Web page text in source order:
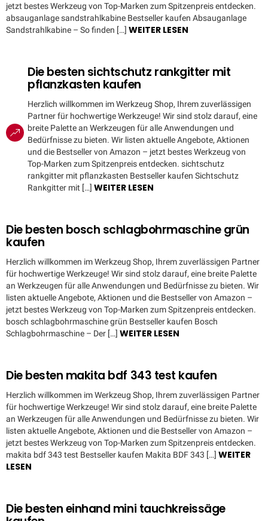
jetzt bestes Werkzeug von Top-Marken zum Spitzenpreis entdecken.
absauganlage sandstrahlkabine Bestseller kaufen Absauganlage
Sandstrahlkabine – So finden […] WEITER LESEN
Die besten sichtschutz rankgitter mit
pflanzkasten kaufen
Herzlich willkommen im Werkzeug Shop, Ihrem zuverlässigen
Partner für hochwertige Werkzeuge! Wir sind stolz darauf, eine
breite Palette an Werkzeugen für alle Anwendungen und
Bedürfnisse zu bieten. Wir listen aktuelle Angebote, Aktionen
und die Bestseller von Amazon – jetzt bestes Werkzeug von
Top-Marken zum Spitzenpreis entdecken. sichtschutz
rankgitter mit pflanzkasten Bestseller kaufen Sichtschutz
Rankgitter mit […] WEITER LESEN
Die besten bosch schlagbohrmaschine grün
kaufen
Herzlich willkommen im Werkzeug Shop, Ihrem zuverlässigen Partner
für hochwertige Werkzeuge! Wir sind stolz darauf, eine breite Palette
an Werkzeugen für alle Anwendungen und Bedürfnisse zu bieten. Wir
listen aktuelle Angebote, Aktionen und die Bestseller von Amazon –
jetzt bestes Werkzeug von Top-Marken zum Spitzenpreis entdecken.
bosch schlagbohrmaschine grün Bestseller kaufen Bosch
Schlagbohrmaschine – Der […] WEITER LESEN
Die besten makita bdf 343 test kaufen
Herzlich willkommen im Werkzeug Shop, Ihrem zuverlässigen Partner
für hochwertige Werkzeuge! Wir sind stolz darauf, eine breite Palette
an Werkzeugen für alle Anwendungen und Bedürfnisse zu bieten. Wir
listen aktuelle Angebote, Aktionen und die Bestseller von Amazon –
jetzt bestes Werkzeug von Top-Marken zum Spitzenpreis entdecken.
makita bdf 343 test Bestseller kaufen Makita BDF 343 […] WEITER
LESEN
Die besten einhand mini tauchkreissäge